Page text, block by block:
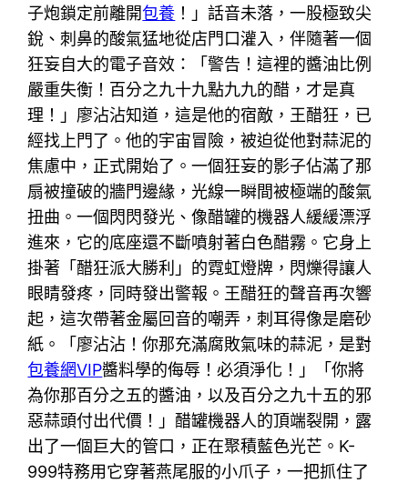
子炮鎖定前離開包養 ！」話音未落，一股極致尖
銳、刺鼻的酸氣猛地從店門口灌入，伴隨著一個
狂妄自大的電子音效：「警告！這裡的醬油比例
嚴重失衡！百分之九十九點九九的醋，才是真
理！」廖沾沾知道，這是他的宿敵，王醋狂，已
經找上門了。他的宇宙冒險，被迫從他對蒜泥的
焦慮中，正式開始了。一個狂妄的影子佔滿了那
扇被撞破的牆門邊緣，光線一瞬間被極端的酸氣
扭曲。一個閃閃發光、像醋罐的機器人緩緩漂浮
進來，它的底座還不斷噴射著白色醋霧。它身上
掛著「醋狂派大勝利」的霓虹燈牌，閃爍得讓人
眼睛發疼，同時發出警報。王醋狂的聲音再次響
起，這次帶著金屬回音的嘲弄，刺耳得像是磨砂
紙。「廖沾沾！你那充滿腐敗氣味的蒜泥，是對
包養網VIP醬料學的侮辱！必須淨化！」「你將
為你那百分之五的醬油，以及百分之九十五的邪
惡蒜頭付出代價！」醋罐機器人的頂端裂開，露
出了一個巨大的管口，正在聚積藍色光芒。K-
999特務用它穿著燕尾服的小爪子，一把抓住了